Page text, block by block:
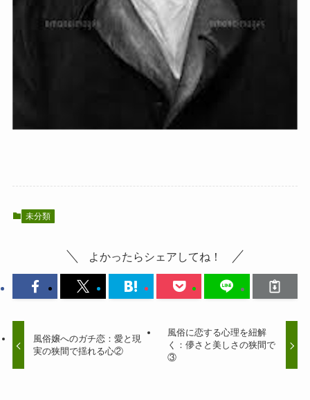
未分類
よかったらシェアしてね！
風俗嬢へのガチ恋：愛と現
実の狭間で揺れる心②
風俗に恋する心理を紐解
く：儚さと美しさの狭間で
③